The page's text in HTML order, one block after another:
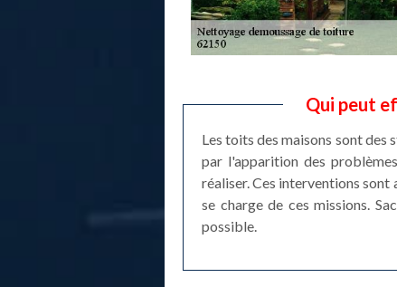
Qui peut
Les toits des maisons sont des
par l'apparition des
réaliser. Ces interventions
se charge de ces missions.
possible.